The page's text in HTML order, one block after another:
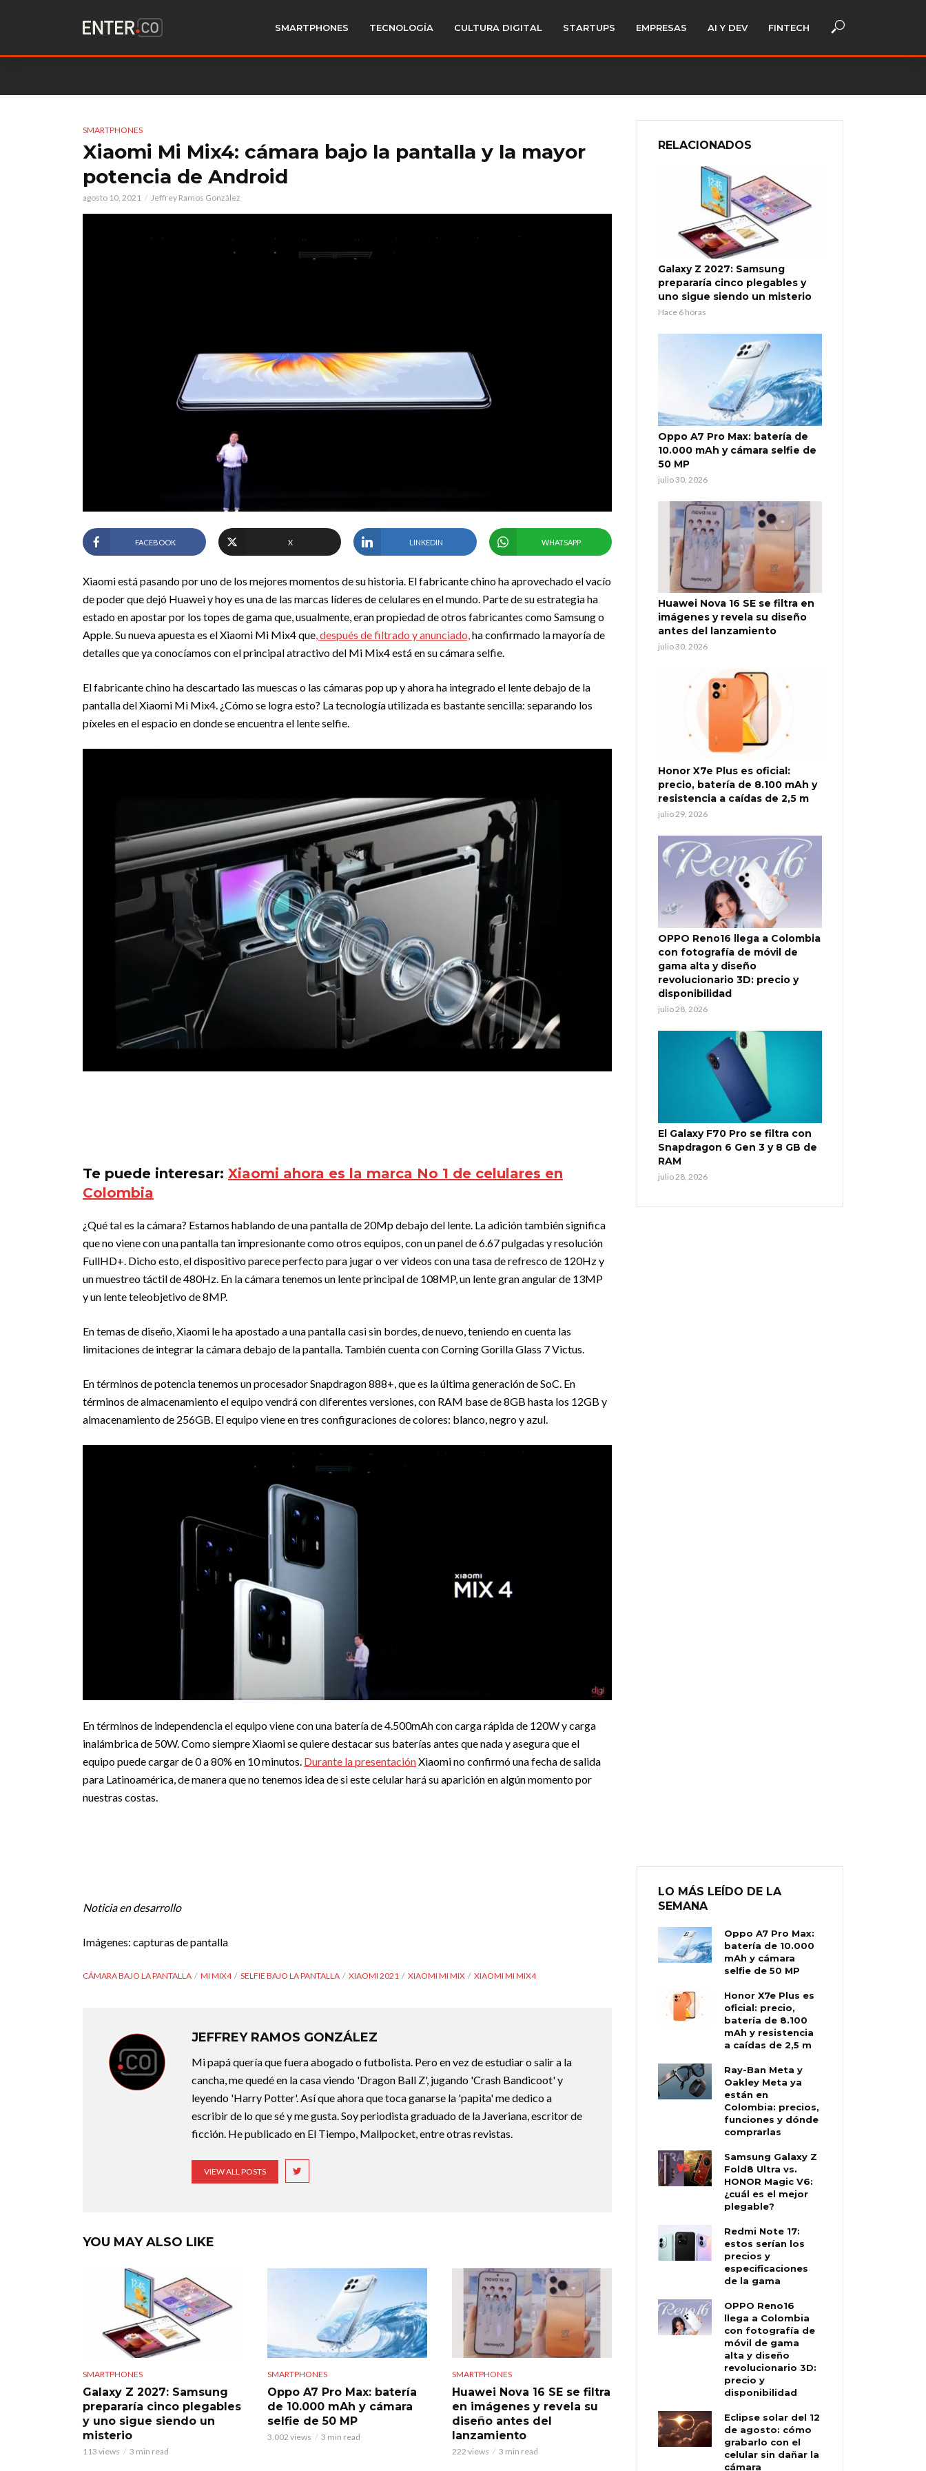
SMARTPHONES TECNOLOGÍA CULTURA DIGITAL STARTUPS EMPRESAS AI Y DEV FINTECH
SMARTPHONES
Xiaomi Mi Mix4: cámara bajo la pantalla y la mayor
potencia de Android
agosto 10, 2021 Jeffrey Ramos González
FACEBOOK X LINKEDIN WHATSAPP
Xiaomi está pasando por uno de los mejores momentos de su historia. El fabricante chino ha aprovechado el vacío
de poder que dejó Huawei y hoy es una de las marcas líderes de celulares en el mundo. Parte de su estrategia ha
estado en apostar por los topes de gama que, usualmente, eran propiedad de otros fabricantes como Samsung o
Apple. Su nueva apuesta es el Xiaomi Mi Mix4 que, después de filtrado y anunciado,ha confirmado la mayoría de
detalles que ya conocíamos con el principal atractivo del Mi Mix4 está en su cámara selfie.
El fabricante chino ha descartado las muescas o las cámaras pop up y ahora ha integrado el lente debajo de la
pantalla del Xiaomi Mi Mix4. ¿Cómo se logra esto? La tecnología utilizada es bastante sencilla: separando los
píxeles en el espacio en donde se encuentra el lente selfie.
Te puede interesar: Xiaomi ahora es la marca No 1 de celulares en
Colombia
¿Qué tal es la cámara? Estamos hablando de una pantalla de 20Mp debajo del lente. La adición también significa
que no viene con una pantalla tan impresionante como otros equipos, con un panel de 6.67 pulgadas y resolución
FullHD+. Dicho esto, el dispositivo parece perfecto para jugar o ver videos con una tasa de refresco de 120Hz y
un muestreo táctil de 480Hz. En la cámara tenemos un lente principal de 108MP, un lente gran angular de 13MP
y un lente teleobjetivo de 8MP.
En temas de diseño, Xiaomi le ha apostado a una pantalla casi sin bordes, de nuevo, teniendo en cuenta las
limitaciones de integrar la cámara debajo de la pantalla. También cuenta con Corning Gorilla Glass 7 Victus.
En términos de potencia tenemos un procesador Snapdragon 888+, que es la última generación de SoC. En
términos de almacenamiento el equipo vendrá con diferentes versiones, con RAM base de 8GB hasta los 12GB y
almacenamiento de 256GB. El equipo viene en tres configuraciones de colores: blanco, negro y azul.
En términos de independencia el equipo viene con una batería de 4.500mAh con carga rápida de 120W y carga
inalámbrica de 50W. Como siempre Xiaomi se quiere destacar sus baterías antes que nada y asegura que el
equipo puede cargar de 0 a 80% en 10 minutos. Durante la presentaciónXiaomi no confirmó una fecha de salida
para Latinoamérica, de manera que no tenemos idea de si este celular hará su aparición en algún momento por
nuestras costas.
Noticia en desarrollo
Imágenes: capturas de pantalla
CÁMARA BAJO LA PANTALLA MI MIX4 SELFIE BAJO LA PANTALLA XIAOMI 2021 XIAOMI MI MIX XIAOMI MI MIX4
JEFFREY RAMOS GONZÁLEZ
Mi papá quería que fuera abogado o futbolista. Pero en vez de estudiar o salir a la
cancha, me quedé en la casa viendo 'Dragon Ball Z', jugando 'Crash Bandicoot' y
leyendo 'Harry Potter'. Así que ahora que toca ganarse la 'papita' me dedico a
escribir de lo que sé y me gusta. Soy periodista graduado de la Javeriana, escritor de
ficción. He publicado en El Tiempo, Mallpocket, entre otras revistas.
VIEW ALL POSTS
YOU MAY ALSO LIKE
SMARTPHONES
Galaxy Z 2027: Samsung
prepararía cinco plegables
y uno sigue siendo un
misterio
113 views 3 min read
SMARTPHONES
Oppo A7 Pro Max: batería
de 10.000 mAh y cámara
selfie de 50 MP
3.002 views 3 min read
SMARTPHONES
Huawei Nova 16 SE se filtra
en imágenes y revela su
diseño antes del
lanzamiento
222 views 3 min read
RELACIONADOS
Galaxy Z 2027: Samsung
prepararía cinco plegables y
uno sigue siendo un misterio
Hace 6 horas
Oppo A7 Pro Max: batería de
10.000 mAh y cámara selfie de
50 MP
julio 30, 2026
Huawei Nova 16 SE se filtra en
imágenes y revela su diseño
antes del lanzamiento
julio 30, 2026
Honor X7e Plus es oficial:
precio, batería de 8.100 mAh y
resistencia a caídas de 2,5 m
julio 29, 2026
OPPO Reno16 llega a Colombia
con fotografía de móvil de
gama alta y diseño
revolucionario 3D: precio y
disponibilidad
julio 28, 2026
El Galaxy F70 Pro se filtra con
Snapdragon 6 Gen 3 y 8 GB de
RAM
julio 28, 2026
LO MÁS LEÍDO DE LA
SEMANA
Oppo A7 Pro Max:
batería de 10.000
mAh y cámara
selfie de 50 MP
Honor X7e Plus es
oficial: precio,
batería de 8.100
mAh y resistencia
a caídas de 2,5 m
Ray-Ban Meta y
Oakley Meta ya
están en
Colombia: precios,
funciones y dónde
comprarlas
Samsung Galaxy Z
Fold8 Ultra vs.
HONOR Magic V6:
¿cuál es el mejor
plegable?
Redmi Note 17:
estos serían los
precios y
especificaciones
de la gama
OPPO Reno16
llega a Colombia
con fotografía de
móvil de gama
alta y diseño
revolucionario 3D:
precio y
disponibilidad
Eclipse solar del 12
de agosto: cómo
grabarlo con el
celular sin dañar la
cámara